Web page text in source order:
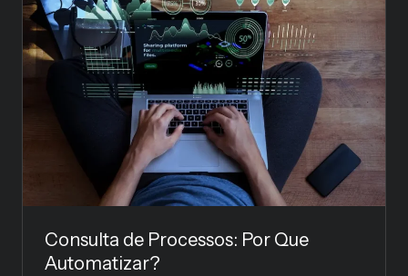
Consulta de Processos: Por Que
Automatizar?